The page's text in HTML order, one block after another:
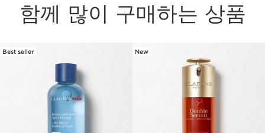
함께 많이 구매하는 상품
Best seller New